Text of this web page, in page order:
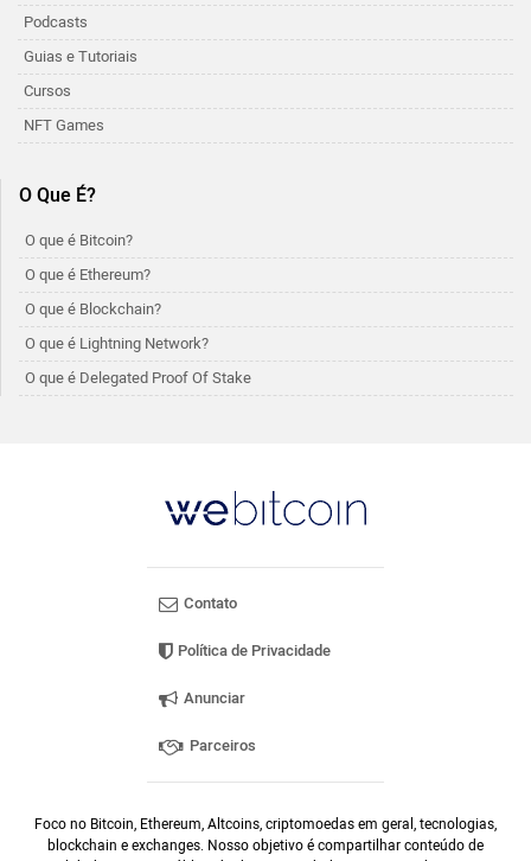
Podcasts
Guias e Tutoriais
Cursos
NFT Games
O Que É?
O que é Bitcoin?
O que é Ethereum?
O que é Blockchain?
O que é Lightning Network?
O que é Delegated Proof Of Stake
Contato
Política de Privacidade
Anunciar
Parceiros
Foco no Bitcoin, Ethereum, Altcoins, criptomoedas em geral, tecnologias,
blockchain e exchanges. Nosso objetivo é compartilhar conteúdo de